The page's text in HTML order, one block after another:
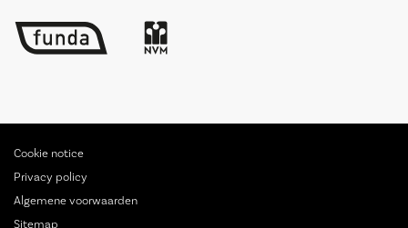
Cookie notice
Privacy policy
Algemene voorwaarden
Sitemap